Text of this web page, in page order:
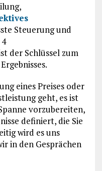
Steuerung und
der Schlüssel zum
eines Preises oder
geht, es ist
vorzubereiten,
definiert, die Sie
wird es uns
in den Gesprächen